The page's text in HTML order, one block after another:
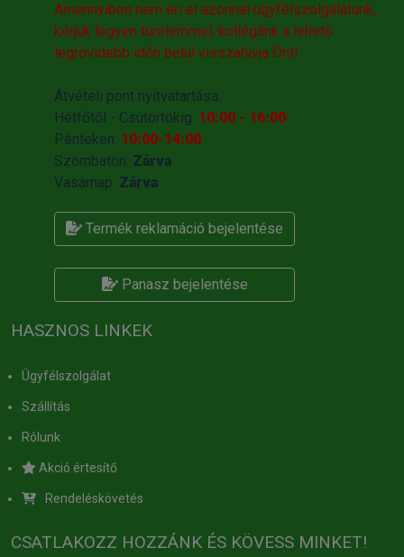
Amennyiben nem éri el azonnal ügyfélszolgálatunk,
kérjük legyen türelemmel, kollégánk a lehető
legrövidebb időn belül visszahivja Önt!
Átvételi pont nyitvatartása:
Hétfőtől - Csütörtökig: 10:00 - 16:00
Pénteken: 10:00-14:00
Szombaton: Zárva
Vasárnap: Zárva
Termék reklamáció bejelentése
Panasz bejelentése
HASZNOS LINKEK
Ügyfélszolgálat
Szállítás
Rólunk
Akció értesítő
Rendeléskövetés
CSATLAKOZZ HOZZÁNK ÉS KÖVESS MINKET!